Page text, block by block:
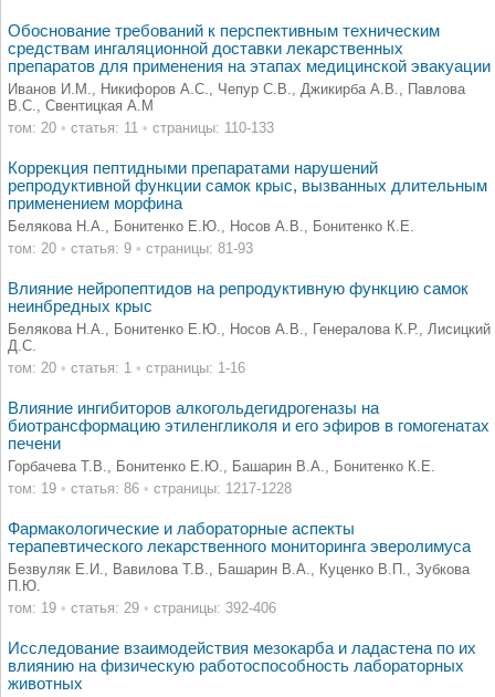
Обоснование требований к перспективным техническим
средствам ингаляционной доставки лекарственных
препаратов для применения на этапах медицинской эвакуации
Иванов И.М., Никифоров А.С., Чепур С.В., Джикирба А.В., Павлова
В.С., Свентицкая А.М
том: 20 • статья: 11 • страницы: 110-133
Коррекция пептидными препаратами нарушений
репродуктивной функции самок крыс, вызванных длительным
применением морфина
Белякова Н.А., Бонитенко Е.Ю., Носов А.В., Бонитенко К.Е.
том: 20 • статья: 9 • страницы: 81-93
Влияние нейропептидов на репродуктивную функцию самок
неинбредных крыс
Белякова Н.А., Бонитенко Е.Ю., Носов А.В., Генералова К.Р., Лисицкий
Д.С.
том: 20 • статья: 1 • страницы: 1-16
Влияние ингибиторов алкогольдегидрогеназы на
биотрансформацию этиленгликоля и его эфиров в гомогенатах
печени
Горбачева Т.В., Бонитенко Е.Ю., Башарин В.А., Бонитенко К.Е.
том: 19 • статья: 86 • страницы: 1217-1228
Фармакологические и лабораторные аспекты
терапевтического лекарственного мониторинга эверолимуса
Безвуляк Е.И., Вавилова Т.В., Башарин В.А., Куценко В.П., Зубкова
П.Ю.
том: 19 • статья: 29 • страницы: 392-406
Исследование взаимодействия мезокарба и ладастена по их
влиянию на физическую работоспособность лабораторных
животных